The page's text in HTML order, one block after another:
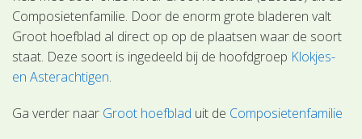
Composietenfamilie. Door de enorm grote bladeren valt
Groot hoefblad al direct op op de plaatsen waar de soort
staat. Deze soort is ingedeeld bij de hoofdgroep Klokjes-
en Asterachtigen.
Ga verder naar Groot hoefblad uit de Composietenfamilie